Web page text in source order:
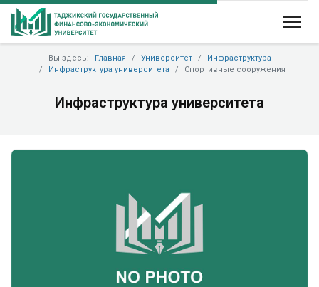
Вы здесь: Главная Университет
Инфраструктура
Инфраструктура университета
Спортивные сооружения
Инфраструктура университета